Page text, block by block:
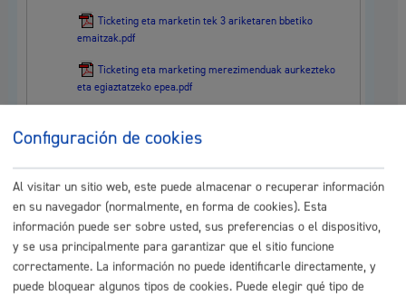
Ticketing eta marketin tek 3 ariketaren bbetiko
emaitzak.pdf
Ticketing eta marketing merezimenduak aurkezteko
eta egiaztatzeko epea.pdf
RESULTADOS PROVISIONALES DEL EJERCICIO
3
septiembre:
Ticketing eta marketin tek 3 ariketaren bbehineko
emaitzak.pdf
RESULTADOS DEFINITIVOS DEL EJERCICIO 2 Y
CONVOCATORIA PARA REALIZAR EL TERCER
EJERCICIO:
Configuración de cookies
Al visitar un sitio web, este puede almacenar o recuperar información
en su navegador (normalmente, en forma de cookies). Esta
información puede ser sobre usted, sus preferencias o el dispositivo,
y se usa principalmente para garantizar que el sitio funcione
correctamente. La información no puede identificarle directamente, y
puede bloquear algunos tipos de cookies. Puede elegir qué tipo de